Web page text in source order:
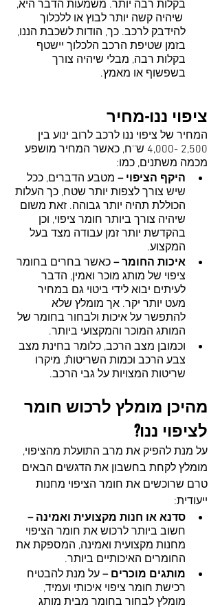
בקלות רבה יותר. משמעות הדבר היא,
שיהיה קשה יותר לבוץ או ללכלוך
להידבק לרכב. כך, הודות לשכבת הננו,
בזמן שטיפת הרכב הלכלוך יישטף
בקלות רבה, מבלי שיהיה צורך
בשפשוף או מאמץ.
ציפוי ננו-מחיר
המחיר של ציפוי ננו לרכב לרוב ינוע בין
2,500 -4,000 ש''ח, כאשר המחיר מושפע
מכמה משתנים, כמו:
היקף הציפוי – מטבע הדברים, ככל
שיש צורך לצפות יותר שטח, כך העלות
הכוללת תהיה יותר גבוהה. זאת משום
שיהיה צורך ביותר חומר ציפוי, וכן
בהקדשת יותר זמן עבודה מצד בעל
המקצוע.
איכות החומר – כאשר בחרים בחומר
ציפוי של מותג מוכר ואמין, הדבר
לעיתים יבוא לידי ביטוי גם במחיר
מעט יותר יקר. אך מומלץ שלא
להתפשר על איכות ולבחור בחומר של
המותג המוכר והמקצועי ביותר.
וכמובן מצב הרכב, כלומר בחינת מצב
צבע הרכב וכמות השריטותֿ, מיקרו
שריטות המצויות על גבי הרכב.
מהיכן מומלץ לרכוש חומר
לציפוי ננו?
על מנת להפיק את מרב התועלת מהציפוי,
מומלץ לקחת בחשבון את הדגשים הבאים
טרם שרוכשים את חומר הציפוי מחנות
ייעודית:
סדנא או חנות מקצועית ואמינה –
חשוב ביותר לרכוש את חומר הציפוי
מחנות מקצועית ואמינה, המספקת את
החומרים האיכותיים ביותר.
מותגים מוכרים – על מנת להבטיח
רכישת חומר ציפוי איכותי ועמיד,
מומלץ לבחור בחומר מבית מותג